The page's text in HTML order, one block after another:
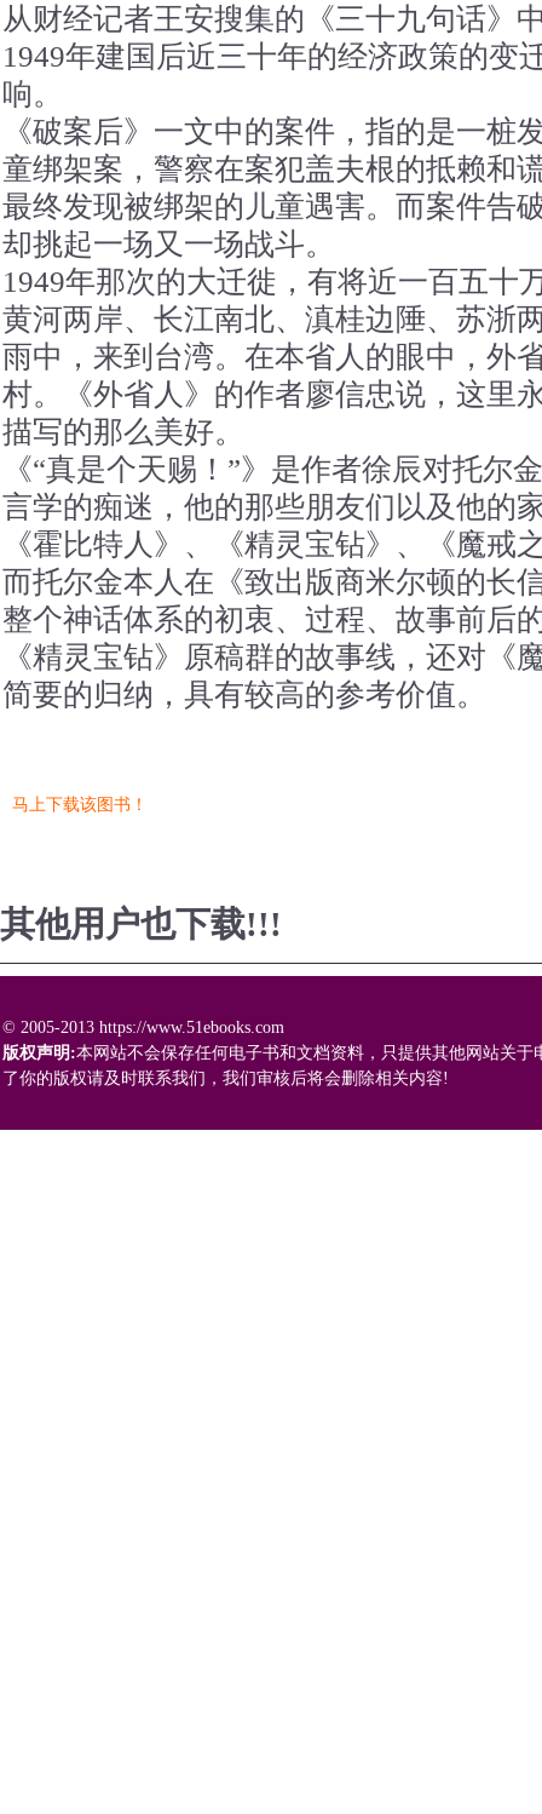
从财经记者王安搜集的《三十九句话》
1949年建国后近三十年的经济政策的变
响。
《破案后》一文中的案件，指的是一桩
童绑架案，警察在案犯盖夫根的抵赖和
最终发现被绑架的儿童遇害。而案件告
却挑起一场又一场战斗。
1949年那次的大迁徙，有将近一百五十
黄河两岸、长江南北、滇桂边陲、苏浙
雨中，来到台湾。在本省人的眼中，外
村。《外省人》的作者廖信忠说，这里
描写的那么美好。
《“真是个天赐！”》是作者徐辰对托尔
言学的痴迷，他的那些朋友们以及他的
《霍比特人》、《精灵宝钻》、《魔戒
而托尔金本人在《致出版商米尔顿的长
整个神话体系的初衷、过程、故事前后
《精灵宝钻》原稿群的故事线，还对《
简要的归纳，具有较高的参考价值。
马上下载该图书！
其他用户也下载!!!
© 2005-2013 https://www.51ebooks.com
版权声明:本网站不会保存任何电子书和文档资料，只提供其他网站关
了你的版权请及时联系我们，我们审核后将会删除相关内容!